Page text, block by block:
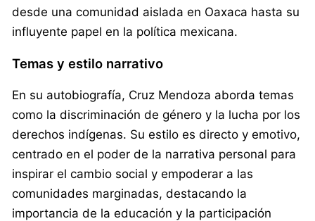
desde una comunidad aislada en Oaxaca hasta su
influyente papel en la política mexicana.
Temas y estilo narrativo
En su autobiografía, Cruz Mendoza aborda temas
como la discriminación de género y la lucha por los
derechos indígenas. Su estilo es directo y emotivo,
centrado en el poder de la narrativa personal para
inspirar el cambio social y empoderar a las
comunidades marginadas, destacando la
importancia de la educación y la participación